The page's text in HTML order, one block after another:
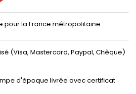
pour la France métropolitaine
(Visa, Mastercard, Paypal, Chèque)
d'époque livrée avec certificat